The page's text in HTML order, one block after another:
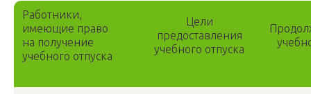
Работники,
имеющие право
на получение
учебного отпуска
Цели
предоставления
учебного отпуска